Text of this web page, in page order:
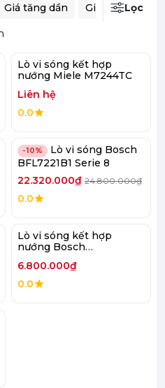
Giá tăng dần Giá giảm dần
Lọc
Lò vi sóng kết hợp
nướng Miele M7244TC
Liên hệ
0.0
-10% Lò vi sóng Bosch
BFL7221B1 Serie 8
22.320.000₫ 24.800.000₫
0.0
Lò vi sóng kết hợp
nướng Bosch
6.800.000₫
0.0